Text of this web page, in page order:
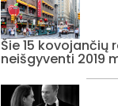
Šie 15 kovojančių
neišgyventi 2019